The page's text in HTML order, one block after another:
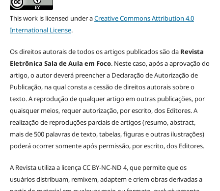
This work is licensed under aCreative Commons Attribution 4.0
International License.
Os direitos autorais de todos os artigos publicados são da Revista
Eletrônica Sala de Aula em Foco. Neste caso, após a aprovação do
artigo, o autor deverá preencher a Declaração de Autorização de
Publicação, na qual consta a cessão de direitos autorais sobre o
texto. A reprodução de qualquer artigo em outras publicações, por
quaisquer meios, requer autorização, por escrito, dos Editores. A
realização de reproduções parciais de artigos (resumo, abstract,
mais de 500 palavras de texto, tabelas, figuras e outras ilustrações)
poderá ocorrer somente após permissão, por escrito, dos Editores.
A Revista utiliza a licença CC BY-NC-ND 4, que permite que os
usuários distribuam, remixem, adaptem e criem obras derivadas a